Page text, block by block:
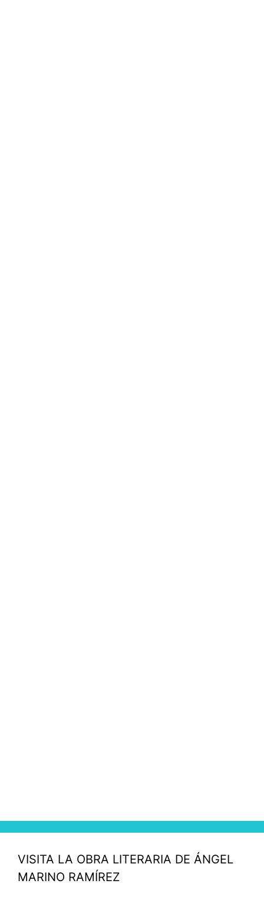
VISITA LA OBRA LITERARIA DE ÁNGEL
MARINO RAMÍREZ